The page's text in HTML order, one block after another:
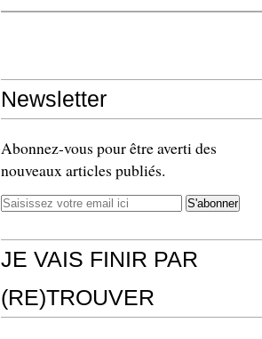
Newsletter
Abonnez-vous pour être averti des
nouveaux articles publiés.
JE VAIS FINIR PAR
(RE)TROUVER